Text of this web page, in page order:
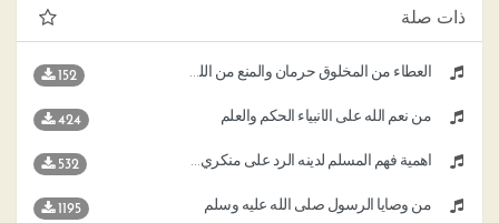
ذات صلة
العطاء من المخلوق حرمان والمنع من الله إحسان 152
من نعم الله على الأنبياء الحكم والعلم 424
أهمية فهم المسلم لدينه الرد على منكري وجود الله والصلاة 532
من وصايا الرسول صلى الله عليه وسلم 1195